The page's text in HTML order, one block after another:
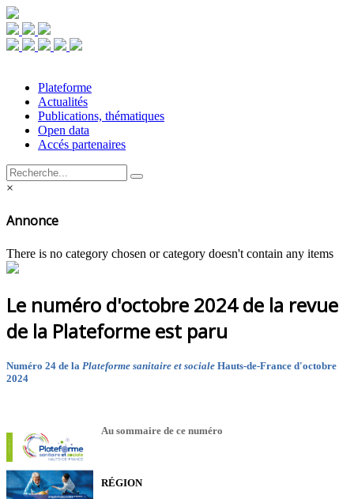
Plateforme
Actualités
Publications, thématiques
Open data
Accés partenaires
×
Annonce
There is no category chosen or category doesn't contain any items
Le numéro d'octobre 2024 de la revue
de la Plateforme est paru
Numéro 24 de la Plateforme sanitaire et sociale Hauts-de-France d'octobre
2024
Au sommaire de ce numéro
RÉGION